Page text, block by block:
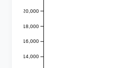
14,000
16,000
18,000
20,000